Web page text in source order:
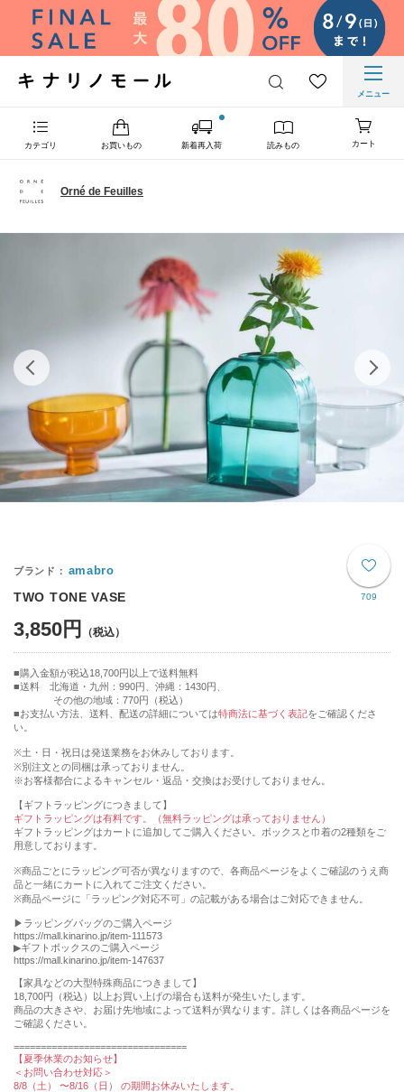
メニュー
カテゴリ お買いもの 新着再入荷 読みもの カート
Orné de Feuilles
709
amabro
TWO TONE VASE
3,850円
購入金額が税込18,700円以上で送料無料
送料 北海道・九州：990円、沖縄：1430円、
その他の地域：770円（税込）
■お支払い方法、送料、配送の詳細については特商法に基づく表記をご確認くださ
い。
※土・日・祝日は発送業務をお休みしております。
※別注文との同梱は承っておりません。
※お客様都合によるキャンセル・返品・交換はお受けしておりません。
【ギフトラッピングにつきまして】
ギフトラッピングは有料です。（無料ラッピングは承っておりません）
ギフトラッピングはカートに追加してご購入ください。ボックスと巾着の2種類をご
用意しております。
※商品ごとにラッピング可否が異なりますので、各商品ページをよくご確認のうえ商
品と一緒にカートに入れてご注文ください。
※商品ページに「ラッピング対応不可」の記載がある場合はご対応できません。
▶︎ラッピングバッグのご購入ページ
https://mall.kinarino.jp/item-111573
▶︎ギフトボックスのご購入ページ
https://mall.kinarino.jp/item-147637
【家具などの⼤型特殊商品につきまして】
18,700円（税込）以上お買い上げの場合も送料が発⽣いたします。
商品の⼤きさや、お届け先地域によって送料が異なります。詳しくは各商品ページを
ご確認ください。
================================
【夏季休業のお知らせ】
＜お問い合わせ対応＞
8/8（土） 〜8/16（日） の期間お休みいたします。